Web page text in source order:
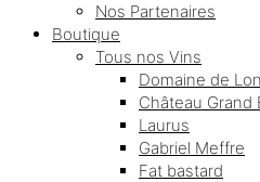
Nos Partenaires
Boutique
Tous nos Vins
Domaine de
Château Grand
Laurus
Gabriel Meffre
Fat bastard